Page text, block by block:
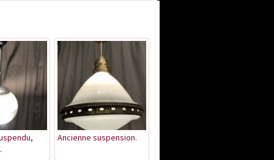
Ancienne suspension.